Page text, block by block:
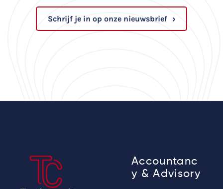
Schrijf je in op onze nieuwsbrief
Accountanc
y & Advisory